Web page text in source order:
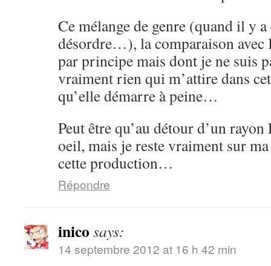
Ce mélange de genre (quand il y
désordre…), la comparaison avec
par principe mais dont je ne suis
vraiment rien qui m’attire dans
qu’elle démarre à peine…
Peut être qu’au détour d’un
oeil, mais je reste vraiment sur
cette production…
Répondre
inico says:
14 septembre 2012 at 16 h 42 min